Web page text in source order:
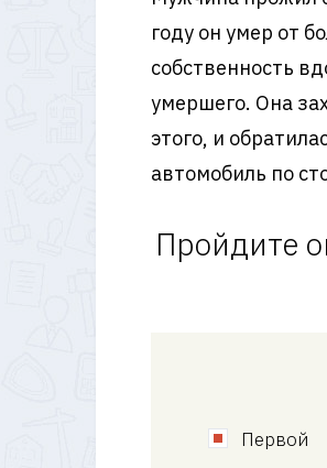
году он умер от
собственность
умершего. Она
этого, и
автомобиль по
Пройдите
Первой